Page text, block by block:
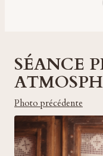
SÉANCE
Photo précédente